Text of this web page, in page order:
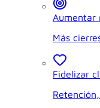
Aumentar
Más
Fidelizar